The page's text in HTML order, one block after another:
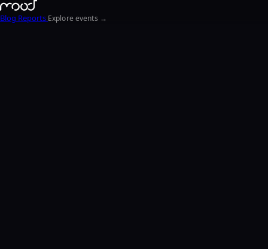
Blog Reports Explore events →